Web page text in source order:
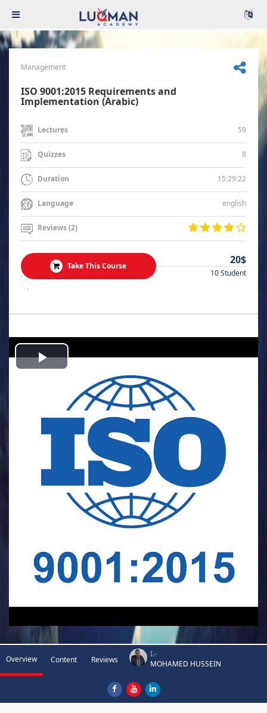
Management
ISO 9001:2015 Requirements and
Implementation (Arabic)
Lectures 59
Quizzes 8
Duration 15:29:22
Language english
Reviews (2)
Take This Course 20$
10 Student
.
Play
Video
Overview Content Reviews
I.-
MOHAMED HUSSEIN